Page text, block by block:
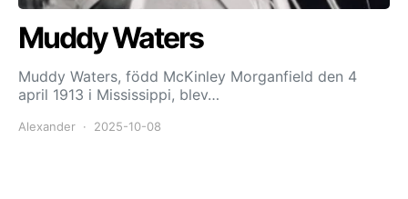
Muddy Waters
Muddy Waters, född McKinley Morganfield den 4
april 1913 i Mississippi, blev…
Alexander 2025-10-08